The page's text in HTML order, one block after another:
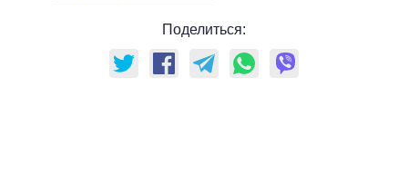
Поделиться: